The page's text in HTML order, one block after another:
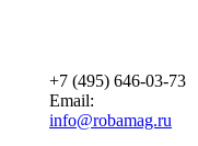
+7 (495) 646-03-73
Email:
info@robamag.ru